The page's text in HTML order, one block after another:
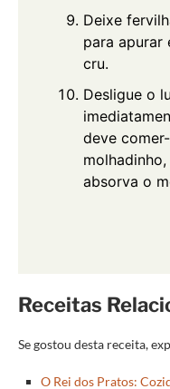
Deixe
para apurar
cru.
Desligue o
deve
absorva o
Receitas
Se gostou desta receita,
O Rei dos Pratos: